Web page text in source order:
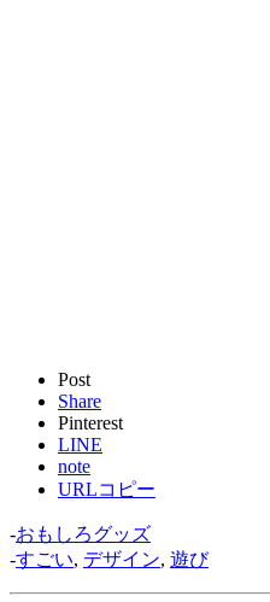
Post
Share
Pinterest
LINE
note
URLコピー
-おもしろグッズ
-すごい, デザイン, 遊び